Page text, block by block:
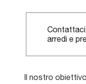
Contattaci
arredi e
Il nostro